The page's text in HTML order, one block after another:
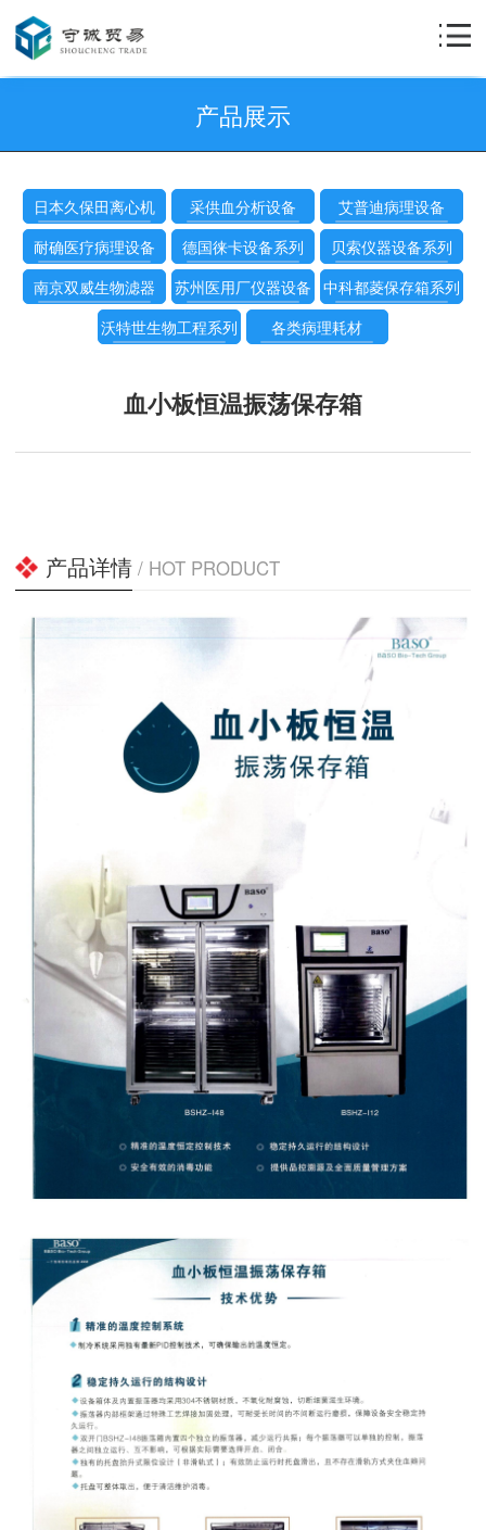
产品展示
日本久保田离心机 采供血分析设备
艾普迪病理设备
耐确医疗病理设备
德国徕卡设备系列
贝索仪器设备系列
南京双威生物滤器
苏州医用厂仪器设备 中科都菱保存箱系列
沃特世生物工程系列
各类病理耗材
血小板恒温振荡保存箱
产品详情 / HOT PRODUCT